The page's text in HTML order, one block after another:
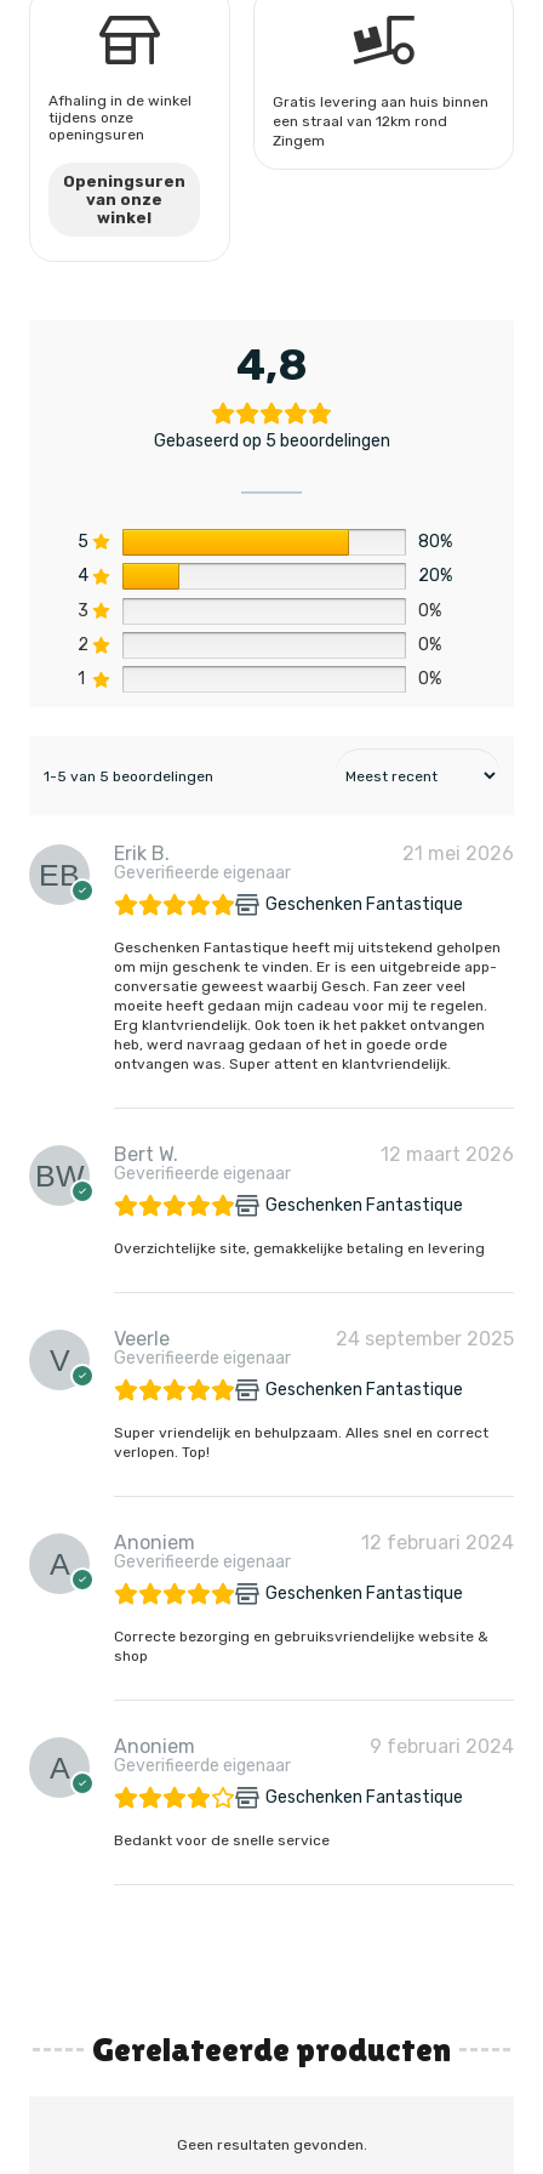
Afhaling in de winkel
tijdens onze
openingsuren
Openingsuren
van onze
winkel
Gratis levering aan huis binnen
een straal van 12km rond
Zingem
4,8
Gebaseerd op 5 beoordelingen
5
80%
4
20%
3
0%
2
0%
1
0%
1-5 van 5 beoordelingen
Erik B.
Geverifieerde eigenaar
21 mei 2026
Geschenken Fantastique
Geschenken Fantastique heeft mij uitstekend geholpen
om mijn geschenk te vinden. Er is een uitgebreide app-
conversatie geweest waarbij Gesch. Fan zeer veel
moeite heeft gedaan mijn cadeau voor mij te regelen.
Erg klantvriendelijk. Ook toen ik het pakket ontvangen
heb, werd navraag gedaan of het in goede orde
ontvangen was. Super attent en klantvriendelijk.
Bert W.
Geverifieerde eigenaar
12 maart 2026
Geschenken Fantastique
Overzichtelijke site, gemakkelijke betaling en levering
Veerle
Geverifieerde eigenaar
24 september 2025
Geschenken Fantastique
Super vriendelijk en behulpzaam. Alles snel en correct
verlopen. Top!
Anoniem
Geverifieerde eigenaar
12 februari 2024
Geschenken Fantastique
Correcte bezorging en gebruiksvriendelijke website &
shop
Anoniem
Geverifieerde eigenaar
9 februari 2024
Geschenken Fantastique
Bedankt voor de snelle service
Gerelateerde producten
Geen resultaten gevonden.